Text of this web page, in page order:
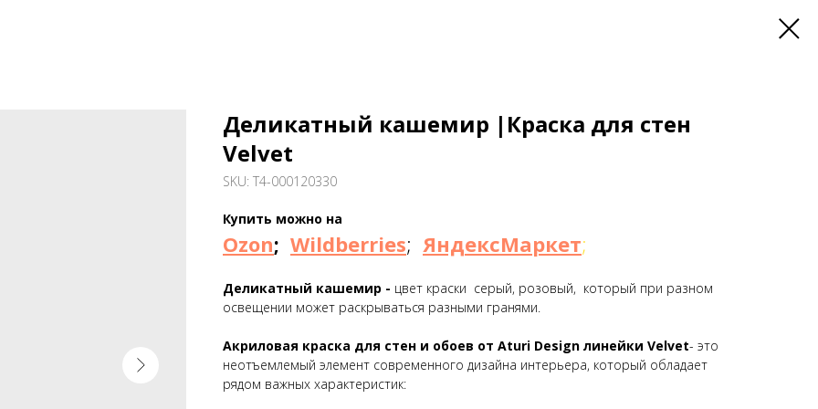
Деликатный кашемир |Краска для стен
Velvet
SKU: T4-000120330
Купить можно на
Ozon; Wildberries; ЯндексМаркет;
Деликатный кашемир - цвет краски серый, розовый, который при разном
освещении может раскрываться разными гранями.
Акриловая краска для стен и обоев от Aturi Design линейки Velvet- это
неотъемлемый элемент современного дизайна интерьера, который обладает
рядом важных характеристик: